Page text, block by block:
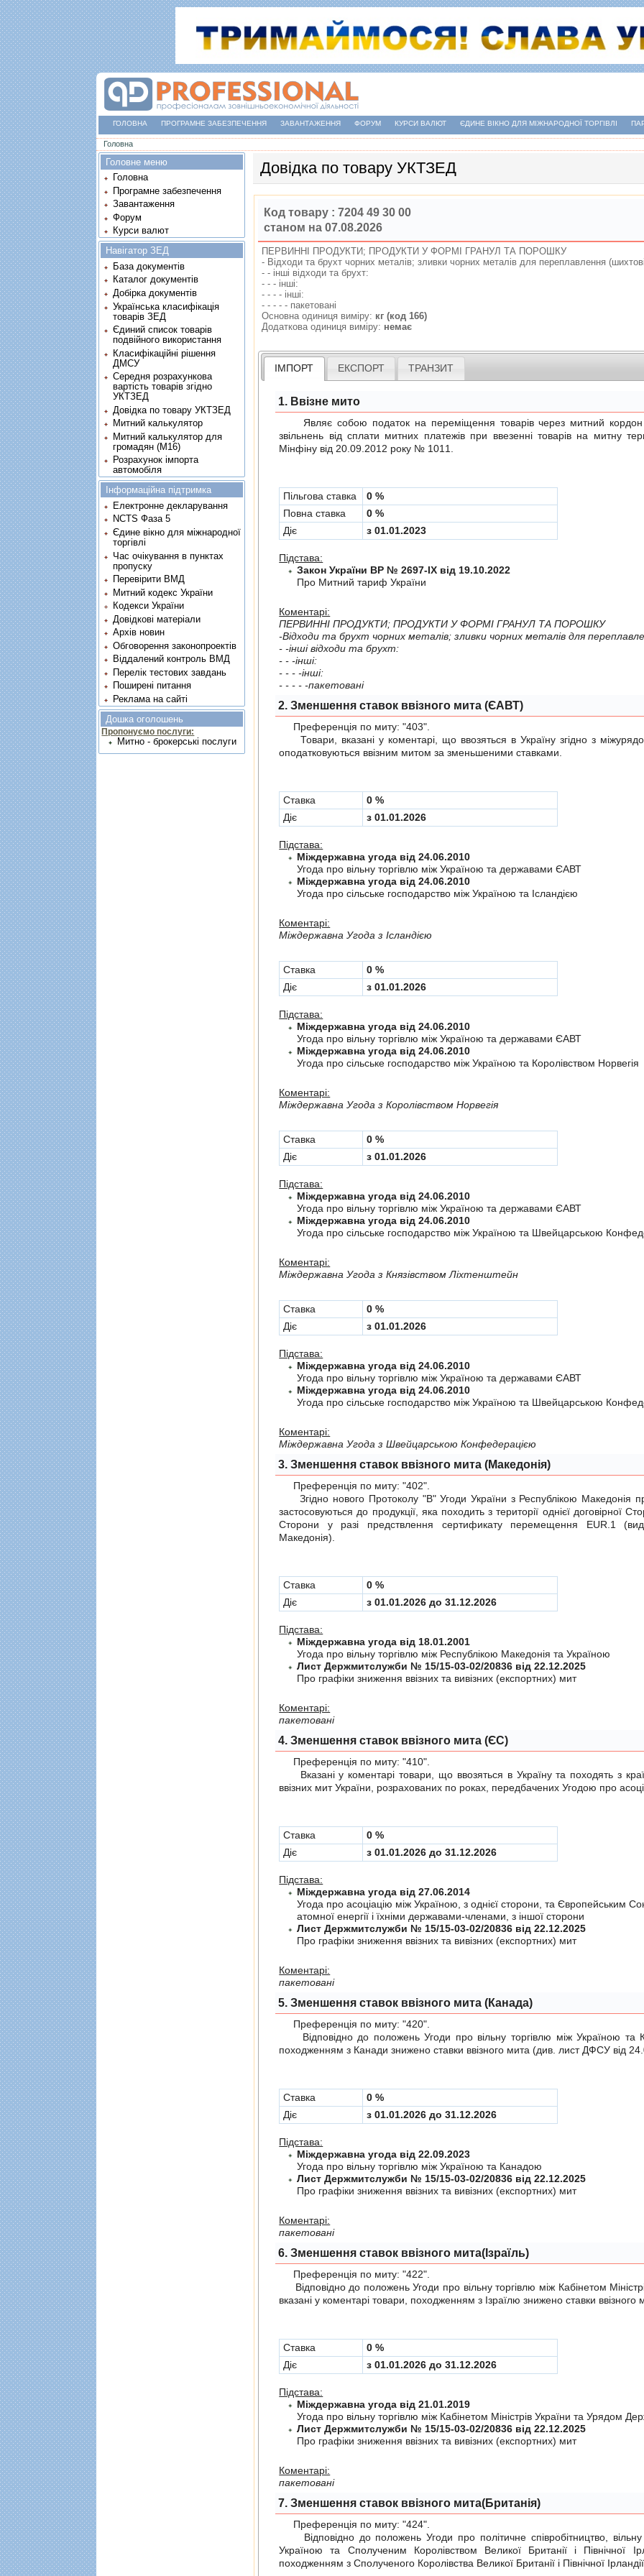
ГОЛОВНА ПРОГРАМНЕ ЗАБЕЗПЕЧЕННЯ ЗАВАНТАЖЕННЯ ФОРУМ КУРСИ ВАЛЮТ ЄДИНЕ ВІКНО ДЛЯ МІЖНАРОДНОЇ ТОРГІВЛІ
Ви є тут
Головна
Довідка по товару УКТЗЕД
Код товару :7204 49 30 00
станом на 07.08.2026
ПЕРВИННI ПРОДУКТИ; ПРОДУКТИ У ФОРМI ГРАНУЛ ТА ПОРОШКУ
- Вiдходи та брухт чорних металiв; зливки чорних металiв для переплавлення
- - iншi вiдходи та брухт:
- - - iншi:
- - - - iншi:
- - - - - пакетованi
Основна одиниця виміру: кг (код 166)
Додаткова одиниця виміру: немає
ІМПОРТ ЕКСПОРТ ТРАНЗИТ
1. Ввізне мито
Являє собою податок на переміщення товарів через митний кордон
звiльнень вiд сплати митних платежiв при ввезеннi товарiв на митну
Мінфіну від 20.09.2012 року № 1011
Пільгова ставка
0 %
Повна ставка
0 %
Діє
з 01.01.2023
Підстава:
Закон України ВР № 2697-IX від 19.10.2022
Про Митний тариф України
Коментарі:
ПЕРВИННI ПРОДУКТИ; ПРОДУКТИ У ФОРМI ГРАНУЛ ТА ПОРОШКУ
-Вiдходи та брухт чорних
- -iншi вiдходи та брухт:
- - -iншi:
- - - -iншi:
- - - - -пакетованi
2. Зменшення ставок ввізного мита (ЄАВТ)
Преференція по миту:"403"
Товари, вказані у коментарі, що ввозяться в Україну згiдно з
оподатковуються ввізним митом за зменьшеними ставками.
Cтавка
0 %
Діє
з 01.01.2026
Підстава:
Міждержавна угода від 24.06.2010
Угода про вiльну торгiвлю мiж Україною та державами ЄАВТ
Міждержавна угода від 24.06.2010
Угода про сiльське господарство мiж Україною та Iсландiєю
Коментарі:
Мiждержавна Угода з Ісландією
Cтавка
0 %
Діє
з 01.01.2026
Підстава:
Міждержавна угода від 24.06.2010
Угода про вiльну торгiвлю мiж Україною та державами ЄАВТ
Міждержавна угода від 24.06.2010
Угода про сiльське господарство мiж Україною та Королiвством Норвегiя
Коментарі:
Мiждержавна Угода з Королiвством Норвегія
Cтавка
0 %
Діє
з 01.01.2026
Підстава:
Міждержавна угода від 24.06.2010
Угода про вiльну торгiвлю мiж Україною та державами ЄАВТ
Міждержавна угода від 24.06.2010
Угода про сiльське господарство мiж Україною та Швейцарською
Коментарі:
Мiждержавна Угода з Князiвством Лiхтенштейн
Cтавка
0 %
Діє
з 01.01.2026
Підстава:
Міждержавна угода від 24.06.2010
Угода про вiльну торгiвлю мiж Україною та державами ЄАВТ
Міждержавна угода від 24.06.2010
Угода про сiльське господарство мiж Україною та Швейцарською
Коментарі:
Мiждержавна Угода з Швейцарською Конфедерацiєю
3. Зменшення ставок ввізного мита (Македонія)
Преференція по миту:"402"
Згідно нового Протоколу "B"Угоди України з Республікою Македонія
застосовуються до продукції, яка походить з території однієї договірної
Сторони у разі предствлення сертификату перемещення EUR.1
Македонія).
Cтавка
0 %
Діє
з 01.01.2026 до 31.12.2026
Підстава:
Міждержавна угода від 18.01.2001
Угода про вiльну торгiвлю мiж Республiкою Македонiя та Україною
Лист Держмитслужби № 15/15-03-02/20836 від 22.12.2025
Про графiки зниження ввiзних та вивiзних (експортних) мит
Коментарі:
пакетовані
4. Зменшення ставок ввізного мита (ЄС)
Преференція по миту:"410"
Вказані у коментарі товари, що ввозяться в Україну та походять з
ввізних мит України, розрахованих по роках, передбаченихУгодою про
Cтавка
0 %
Діє
з 01.01.2026 до 31.12.2026
Підстава:
Міждержавна угода від 27.06.2014
Угода про асоцiацiю мiж Україною, з однiєї сторони, та Європейським
атомної енергiї i їхнiми державами-членами, з iншої сторони
Лист Держмитслужби № 15/15-03-02/20836 від 22.12.2025
Про графiки зниження ввiзних та вивiзних (експортних) мит
Коментарі:
пакетовані
5. Зменшення ставок ввізного мита (Канада)
Преференція по миту:"420"
Відповідно до положеньУгоди про вiльну торгiвлю мiж Україною та
походженням з Канади знижено ставки ввізного мита (див. лист ДФСУ від
Cтавка
0 %
Діє
з 01.01.2026 до 31.12.2026
Підстава:
Міждержавна угода від 22.09.2023
Угода про вiльну торгiвлю мiж Україною та Канадою
Лист Держмитслужби № 15/15-03-02/20836 від 22.12.2025
Про графiки зниження ввiзних та вивiзних (експортних) мит
Коментарі:
пакетовані
6. Зменшення ставок ввізного мита(Ізраїль)
Преференція по миту:"422"
Відповідно до положеньУгоди про вiльну торгiвлю мiж Кабінетом
вказані у коментарі товари, походженням з Ізраїлю знижено ставки ввізного
Cтавка
0 %
Діє
з 01.01.2026 до 31.12.2026
Підстава:
Міждержавна угода від 21.01.2019
Угода про вiльну торгiвлю мiж Кабiнетом Мiнiстрiв України та Урядом
Лист Держмитслужби № 15/15-03-02/20836 від 22.12.2025
Про графiки зниження ввiзних та вивiзних (експортних) мит
Коментарі:
пакетовані
7. Зменшення ставок ввізного мита(Британія)
Преференція по миту:"424"
Відповідно до положеньУгоди про політичне співробітництво,
Україною та Сполученим Королівством Великої Британії і Північної
походженням з Сполученого Королівства Великої Британії і Північної
Головне меню
Головна
Програмне забезпечення
Завантаження
Форум
Курси валют
Навігатор ЗЕД
База документів
Каталог документів
Добірка документів
Українська класифікація
товарів ЗЕД
Єдиний список товарів
подвійного використання
Класифікаційні рішення
ДМСУ
Середня розрахункова
вартість товарів згідно
УКТЗЕД
Довідка по товару УКТЗЕД
Митний калькулятор
Митний калькулятор для
громадян (М16)
Розрахунок імпорта
автомобіля
Інформаційна підтримка
Електронне декларування
NCTS Фаза 5
Єдине вікно для міжнародної
торгівлі
Час очікування в пунктах
пропуску
Перевірити ВМД
Митний кодекс України
Кодекси України
Довідкові матеріали
Архів новин
Обговорення законопроектів
Віддалений контроль ВМД
Перелік тестових завдань
Поширені питання
Реклама на сайті
Дошка оголошень
Пропонуємо послуги:
Митно - брокерські послуги